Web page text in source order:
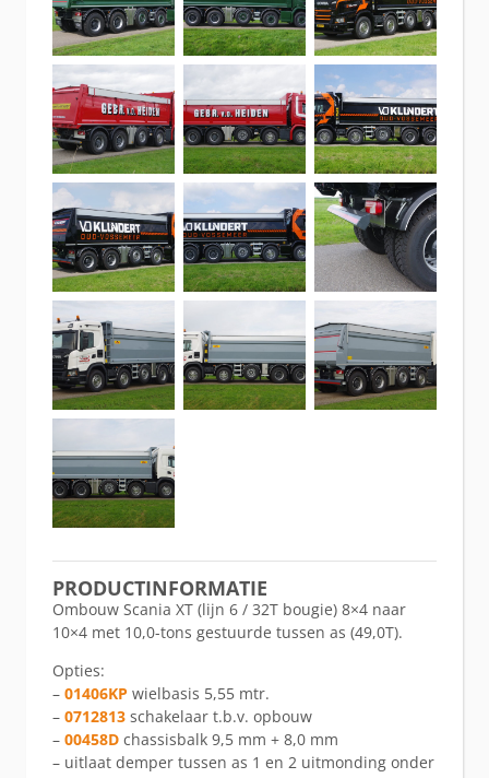
PRODUCTINFORMATIE
Ombouw Scania XT (lijn 6 / 32T bougie) 8×4 naar
10×4 met 10,0-tons gestuurde tussen as (49,0T).
Opties:
– 01406KP wielbasis 5,55 mtr.
– 0712813 schakelaar t.b.v. opbouw
– 00458D chassisbalk 9,5 mm + 8,0 mm
– uitlaat demper tussen as 1 en 2 uitmonding onder